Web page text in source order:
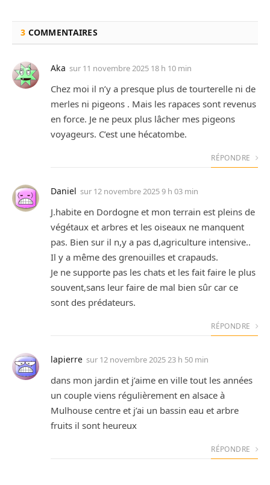
3 COMMENTAIRES
Aka sur 11 novembre 2025 18 h 10 min
Chez moi il n’y a presque plus de tourterelle ni de
merles ni pigeons . Mais les rapaces sont revenus
en force. Je ne peux plus lâcher mes pigeons
voyageurs. C’est une hécatombe.
RÉPONDRE
Daniel sur 12 novembre 2025 9 h 03 min
J.habite en Dordogne et mon terrain est pleins de
végétaux et arbres et les oiseaux ne manquent
pas. Bien sur il n,y a pas d,agriculture intensive..
Il y a même des grenouilles et crapauds.
Je ne supporte pas les chats et les fait faire le plus
souvent,sans leur faire de mal bien sûr car ce
sont des prédateurs.
RÉPONDRE
lapierre sur 12 novembre 2025 23 h 50 min
dans mon jardin et j’aime en ville tout les années
un couple viens régulièrement en alsace à
Mulhouse centre et j’ai un bassin eau et arbre
fruits il sont heureux
RÉPONDRE